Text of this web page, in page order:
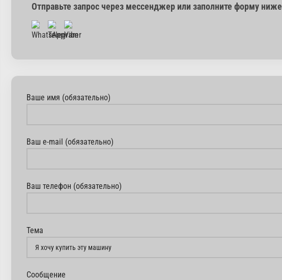
Отправьте запрос через мессенджер или заполните форму ниже
Ваше имя (обязательно)
Ваш e-mail (обязательно)
Ваш телефон (обязательно)
Тема
Сообщение